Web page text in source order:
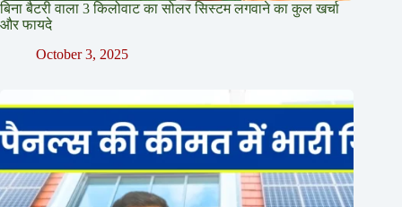
बिना बैटरी वाला 3 किलोवाट का सोलर सिस्टम लगवाने का कुल खर्चा
और फायदे
October 3, 2025